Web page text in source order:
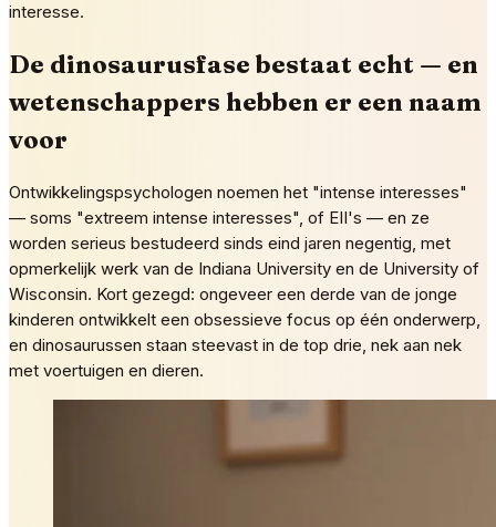
interesse.
De dinosaurusfase bestaat echt — en
wetenschappers hebben er een naam
voor
Ontwikkelingspsychologen noemen het "intense interesses"
— soms "extreem intense interesses", of EII's — en ze
worden serieus bestudeerd sinds eind jaren negentig, met
opmerkelijk werk van de Indiana University en de University of
Wisconsin. Kort gezegd: ongeveer een derde van de jonge
kinderen ontwikkelt een obsessieve focus op één onderwerp,
en dinosaurussen staan steevast in de top drie, nek aan nek
met voertuigen en dieren.